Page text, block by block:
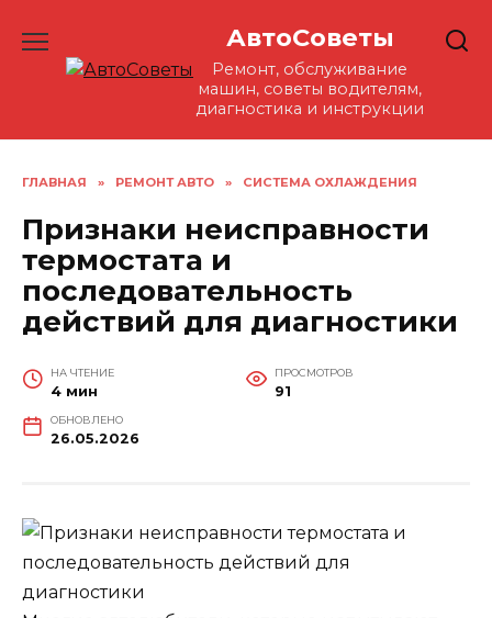
содержанию
АвтоСоветы
Ремонт, обслуживание
машин, советы водителям,
диагностика и инструкции
ГЛАВНАЯ » РЕМОНТ АВТО » СИСТЕМА ОХЛАЖДЕНИЯ
Признаки неисправности
термостата и
последовательность
действий для диагностики
НА ЧТЕНИЕ
4 мин
ПРОСМОТРОВ
91
ОБНОВЛЕНО
26.05.2026